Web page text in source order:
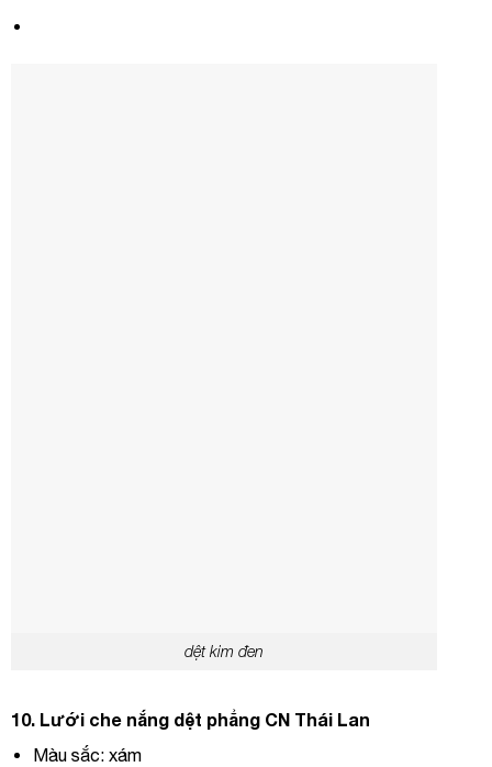
dệt kim đen
10. Lưới che nắngdệt phẳng CN Thái Lan
Màu sắc: xám